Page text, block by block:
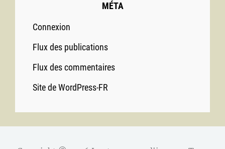
MÉTA
Connexion
Flux des publications
Flux des commentaires
Site de WordPress-FR